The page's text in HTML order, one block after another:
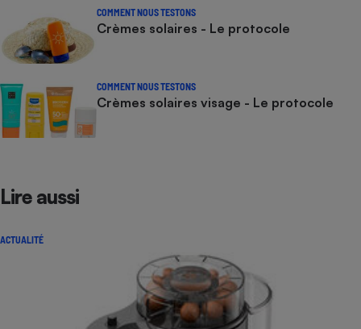
COMMENT NOUS TESTONS
Crèmes solaires - Le protocole
COMMENT NOUS TESTONS
Crèmes solaires visage - Le protocole
Lire aussi
ACTUALITÉ